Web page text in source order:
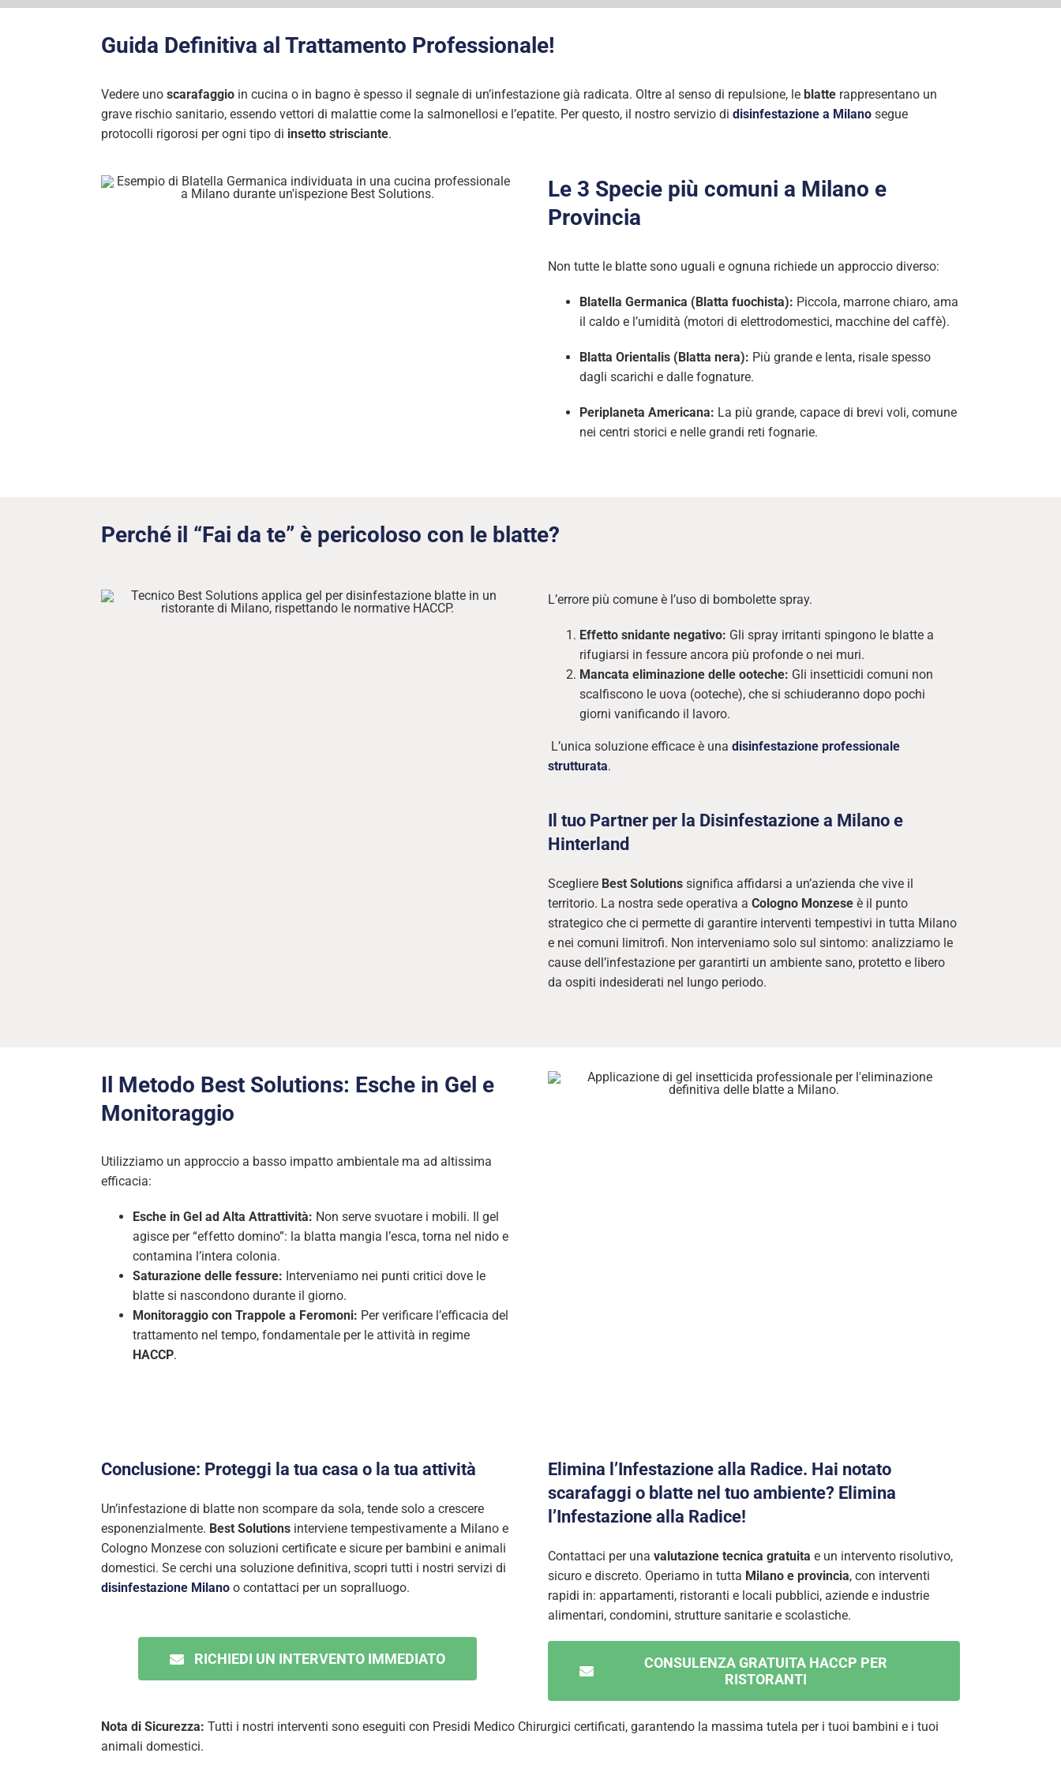
Guida Definitiva al Trattamento Professionale!
Vedere unoscarafaggio in cucina o in bagno è spesso il segnale di un’infestazione già radicata. Oltre al senso di repulsione, leblatte rappresentano un
grave rischio sanitario, essendo vettori di malattie come la salmonellosi e l’epatite. Per questo, il nostro servizio didisinfestazione a Milano segue
protocolli rigorosi per ogni tipo di insetto strisciante.
Le 3 Specie più comuni a Milano e
Provincia
Non tutte le blatte sono uguali e ognuna richiede un approccio diverso:
Blatella Germanica (Blatta fuochista): Piccola, marrone chiaro, ama
il caldo e l’umidità (motori di elettrodomestici, macchine del caffè).
Blatta Orientalis (Blatta nera): Più grande e lenta, risale spesso
dagli scarichi e dalle fognature.
Periplaneta Americana: La più grande, capace di brevi voli, comune
nei centri storici e nelle grandi reti fognarie.
Perché il “Fai da te” è pericoloso con le blatte?
L’errore più comune è l’uso di bombolette spray.
Effetto snidante negativo: Gli spray irritanti spingono le blatte a
rifugiarsi in fessure ancora più profonde o nei muri.
Mancata eliminazione delle ooteche: Gli insetticidi comuni non
scalfiscono le uova (ooteche), che si schiuderanno dopo pochi
giorni vanificando il lavoro.
L’unica soluzione efficace è una disinfestazione professionale
strutturata.
Il tuo Partner per la Disinfestazione a Milano e
Hinterland
Scegliere Best Solutionssignifica affidarsi a un’azienda che vive il
territorio. La nostra sede operativa a Cologno Monzeseè il punto
strategico che ci permette di garantire interventi tempestivi in tutta Milano
e nei comuni limitrofi. Non interveniamo solo sul sintomo: analizziamo le
cause dell’infestazione per garantirti un ambiente sano, protetto e libero
da ospiti indesiderati nel lungo periodo.
Il Metodo Best Solutions: Esche in Gel e
Monitoraggio
Utilizziamo un approccio a basso impatto ambientale ma ad altissima
efficacia:
Esche in Gel ad Alta Attrattività: Non serve svuotare i mobili. Il gel
agisce per “effetto domino”: la blatta mangia l’esca, torna nel nido e
contamina l’intera colonia.
Saturazione delle fessure: Interveniamo nei punti critici dove le
blatte si nascondono durante il giorno.
Monitoraggio con Trappole a Feromoni: Per verificare l’efficacia del
trattamento nel tempo, fondamentale per le attività in regime
HACCP.
Conclusione: Proteggi la tua casa o la tua attività
Un’infestazione di blatte non scompare da sola, tende solo a crescere
esponenzialmente. Best Solutions interviene tempestivamente a Milano e
Cologno Monzese con soluzioni certificate e sicure per bambini e animali
domestici. Se cerchi una soluzione definitiva, scopri tutti i nostri servizi di
disinfestazione Milano o contattaci per un sopralluogo.
RICHIEDI UN INTERVENTO IMMEDIATO
Elimina l’Infestazione alla Radice. Hai notato
scarafaggi o blatte nel tuo ambiente? Elimina
l’Infestazione alla Radice!
Contattaci per una valutazione tecnica gratuita e un intervento risolutivo,
sicuro e discreto. Operiamo in tutta Milano e provincia, con interventi
rapidi in: appartamenti, ristoranti e locali pubblici, aziende e industrie
alimentari, condomini, strutture sanitarie e scolastiche.
CONSULENZA GRATUITA HACCP PER
RISTORANTI
Nota di Sicurezza: Tutti i nostri interventi sono eseguiti con Presidi Medico Chirurgici certificati, garantendo la massima tutela per i tuoi bambini e i tuoi
animali domestici.